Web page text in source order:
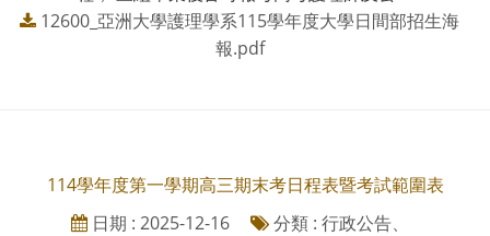
12600_亞洲大學護理學系115學年度大學日間部招生海
報.pdf
114學年度第一學期高三期末考日程表暨考試範圍表
日期 : 2025-12-16
分類 : 行政公告、